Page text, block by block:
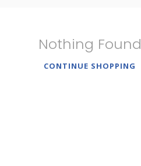
Nothing Found
CONTINUE SHOPPING